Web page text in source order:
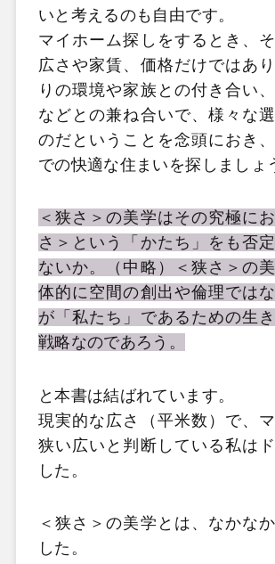
いと考えるのも自由です。
マイホーム探しをするとき、
広さや家賃、価格だけではあ
りの環境や家族との付き合い
などとの兼ね合いで、様々な
のだということを念頭におき
での快適な住まいを探しましょ
＜狭さ＞の美学はその究極に
さ＞という「かたち」をも否
ないか。（中略）＜狭さ＞の
体的に空間の創出や倫理ではな
が「私たち」であるための生き
戦略なのであろう。
と本書は結ばれています。
現実的な広さ（平米数）で、
狭い広いと判断している私は
した。
＜狭さ＞の美学とは、なかな
した。